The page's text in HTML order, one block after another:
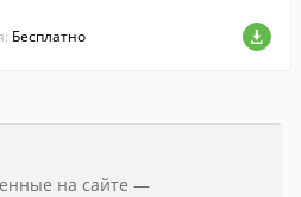
Бесплатно
на сайте —